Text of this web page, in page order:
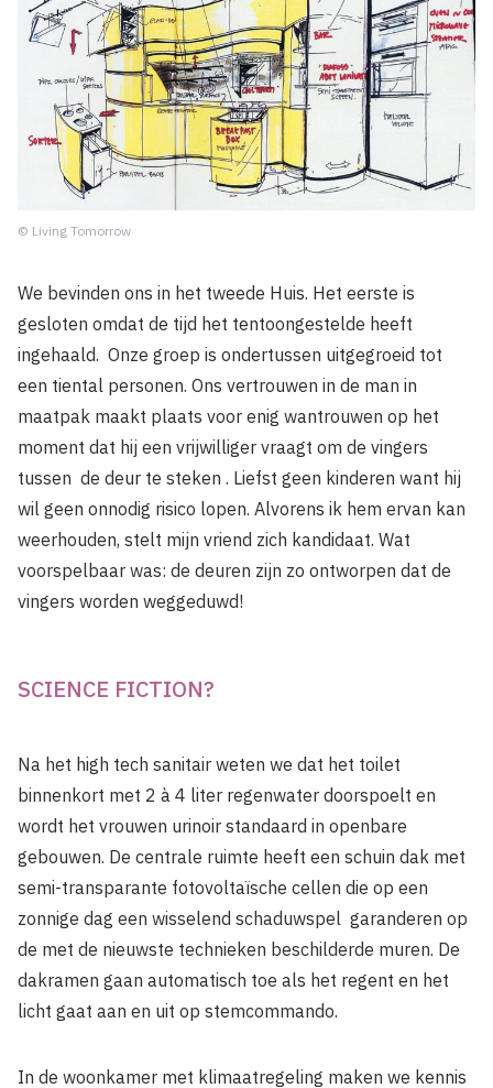
© Living Tomorrow
We bevinden ons in het tweede Huis. Het eerste is
gesloten omdat de tijd het tentoongestelde heeft
ingehaald. Onze groep is ondertussen uitgegroeid tot
een tiental personen. Ons vertrouwen in de man in
maatpak maakt plaats voor enig wantrouwen op het
moment dat hij een vrijwilliger vraagt om de vingers
tussen de deur te steken . Liefst geen kinderen want hij
wil geen onnodig risico lopen. Alvorens ik hem ervan kan
weerhouden, stelt mijn vriend zich kandidaat. Wat
voorspelbaar was: de deuren zijn zo ontworpen dat de
vingers worden weggeduwd!
SCIENCE FICTION?
Na het high tech sanitair weten we dat het toilet
binnenkort met 2 à 4 liter regenwater doorspoelt en
wordt het vrouwen­ urinoir standaard in openbare
gebouwen. De centrale ruimte heeft een schuin dak met
semi-transparante fotovoltaïsche cellen die op een
zonnige dag een wisselend schaduwspel garanderen op
de met de nieuwste technieken beschilderde muren. De
dakramen gaan automatisch toe als het regent en het
licht gaat aan en uit op stemcommando.
In de woonkamer met klimaatregeling maken we kennis